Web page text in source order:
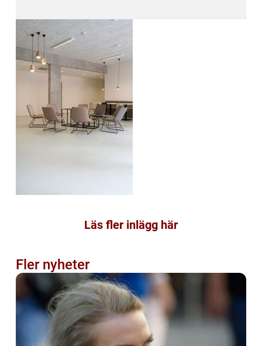
Läs fler inlägg här
Fler nyheter